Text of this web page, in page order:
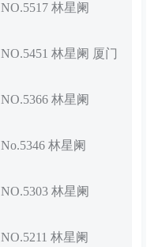
林星阑
林星阑 厦门
林星阑
林星阑
林星阑
林星阑